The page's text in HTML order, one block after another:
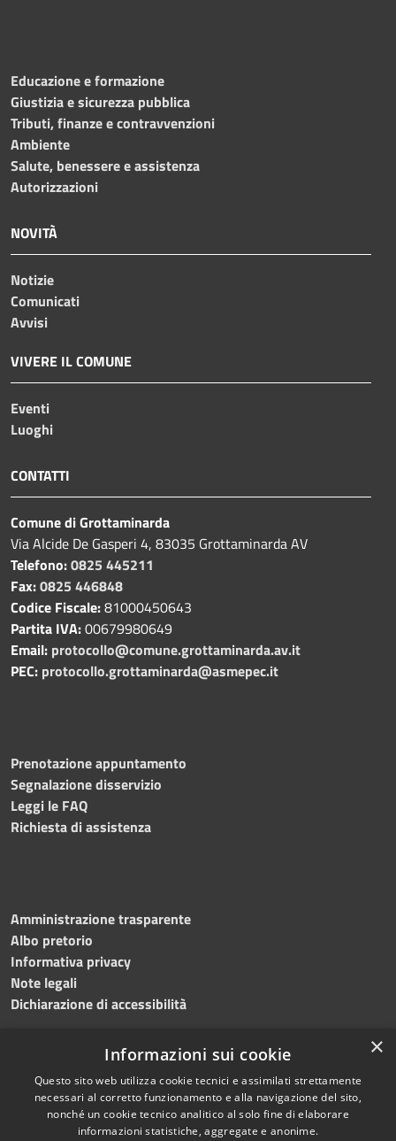
Educazione e formazione
Giustizia e sicurezza pubblica
Tributi, finanze e contravvenzioni
Ambiente
Salute, benessere e assistenza
Autorizzazioni
NOVITÀ
Notizie
Comunicati
Avvisi
VIVERE IL COMUNE
Eventi
Luoghi
CONTATTI
Comune di Grottaminarda
Via Alcide De Gasperi 4, 83035 Grottaminarda AV
Telefono:0825 445211
Fax:0825 446848
Codice Fiscale:81000450643
Partita IVA:00679980649
Email: protocollo@comune.grottaminarda.av.it
PEC: protocollo.grottaminarda@asmepec.it
Prenotazione appuntamento
Segnalazione disservizio
Leggi le FAQ
Richiesta di assistenza
Amministrazione trasparente
Albo pretorio
Informativa privacy
Note legali
Dichiarazione di accessibilità
RSS
Accessibilità
Copyright © 2024 •
Comune diGrottaminarda
• Powered byMunicipium
×
Informazioni sui cookie
Questo sito web utilizza cookie tecnici e assimilati strettamente
necessari al corretto funzionamento e alla navigazione del sito,
nonché un cookie tecnico analitico al solo fine di elaborare
informazioni statistiche, aggregate e anonime.